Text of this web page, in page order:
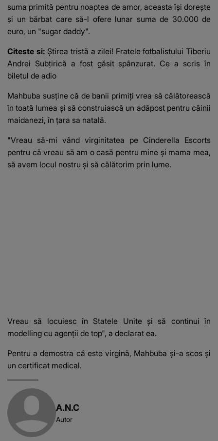
suma primită pentru noaptea de amor, aceasta își dorește
și un bărbat care să-l ofere lunar suma de 30.000 de
euro, un "sugar daddy".
Citeste si: Știrea tristă a zilei! Fratele fotbalistului Tiberiu
Andrei Subțirică a fost găsit spânzurat. Ce a scris în
biletul de adio
Mahbuba susține că de banii primiți vrea să călătorească
în toată lumea și să construiască un adăpost pentru câinii
maidanezi, în țara sa natală.
"Vreau să-mi vând virginitatea pe Cinderella Escorts
pentru că vreau să am o casă pentru mine și mama mea,
să avem locul nostru și să călătorim prin lume.
Vreau să locuiesc în Statele Unite și să continui în
modelling cu agenții de top", a declarat ea.
Pentru a demostra că este virgină, Mahbuba și-a scos și
un certificat medical.
A.N.C
Autor